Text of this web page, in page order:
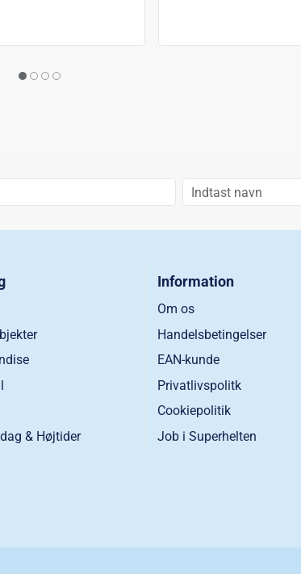
& Højtider
Information
Om os
Handelsbetingelser
EAN-kunde
Privatlivspolitk
Cookiepolitik
Job i Superhelten